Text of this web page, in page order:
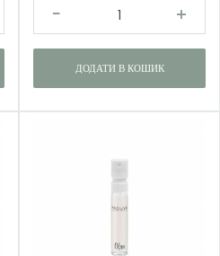
ДОДАТИ В КОШИК